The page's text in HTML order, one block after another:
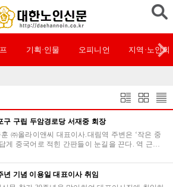
기획·인물 오피니언 지역·노인회
구 구립 두암경로당 서재중 회장
㈜올라이앤씨 대표이사.대림역 주변은 ‘작은 중
게 중국어로 적힌 간판들이 눈길을 끈다. 역 근처
년 기념 이용일 대표이사 취임